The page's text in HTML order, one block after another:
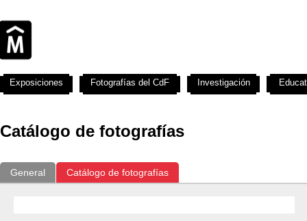
Catálogo de fotografías
General Catálogo de fotografías
Exposiciones Fotografías del CdF Investigación